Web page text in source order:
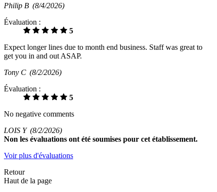
Philip B (8/4/2026)
Évaluation :
5
Expect longer lines due to month end business. Staff was great to
get you in and out ASAP.
Tony C (8/2/2026)
Évaluation :
5
No negative comments
LOIS Y (8/2/2026)
Non les évaluations ont été soumises pour cet établissement.
Voir plus d'évaluations
Retour
Haut de la page